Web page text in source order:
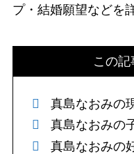
プ・結婚願望などを
この記
真島なおみの
真島なおみの
真島なおみの